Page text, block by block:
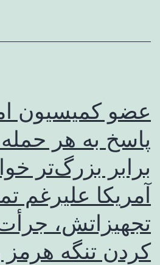
عضو کمیسیون
برابر بزرگ‌تر
آمریکا علیرغم
تجهیزاتش، جرأت
کردن تنگه هرمز